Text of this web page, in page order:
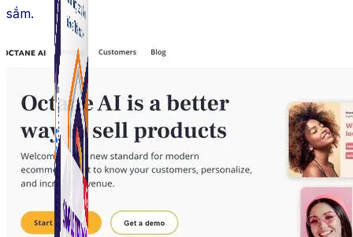
ATP Link
Tạo Bio Link nhanh chóng chỉ với vài click chuột
sắm.